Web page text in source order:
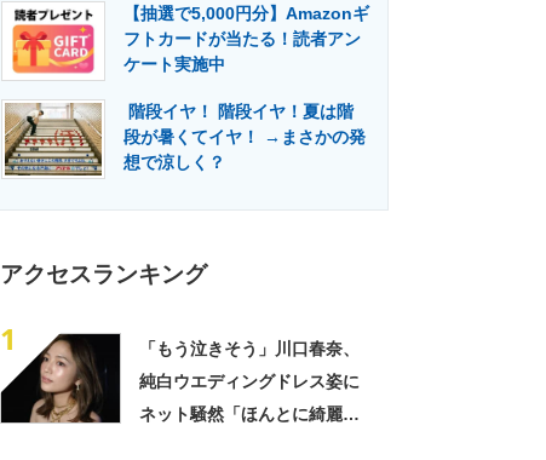
【抽選で5,000円分】Amazonギ
フトカードが当たる！読者アン
ケート実施中
階段イヤ！ 階段イヤ！夏は階
段が暑くてイヤ！ →まさかの発
想で涼しく？
アクセスランキング
1
「もう泣きそう」川口春奈、
純白ウエディングドレス姿に
ネット騒然「ほんとに綺麗」